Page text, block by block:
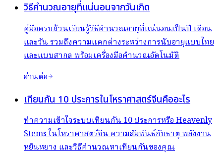
วิธีคำนวณอายุที่แน่นอนจากวันเกิด
คู่มือครบถ้วนเรียนรู้วิธีคำนวณอายุที่แน่นอนเป็นปี เดือน
และวัน รวมถึงความแตกต่างระหว่างการนับอายุแบบไทย
และแบบสากล พร้อมเครื่องมือคำนวณอัตโนมัติ
อ่านต่อ
เทียนกัน 10 ประการในโหราศาสตร์จีนคืออะไร
ทำความเข้าใจระบบเทียนกัน 10 ประการหรือ Heavenly
Stems ในโหราศาสตร์จีน ความสัมพันธ์กับธาตุ พลังงาน
หยินหยาง และวิธีคำนวณหาเทียนกันของคุณ